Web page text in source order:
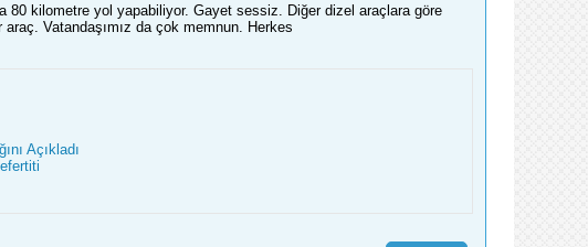
80 kilometre yol yapabiliyor. Gayet sessiz. Diğer dizel araçlara göre
Vatandaşımız da çok memnun. Herkes
Açıkladı